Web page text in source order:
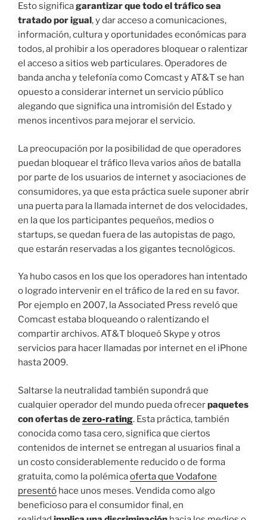
Esto significagarantizar que todo el tráfico sea
tratado por igual , y dar acceso a comunicaciones,
información, cultura y oportunidades económicas para
todos, al prohibir a los operadores bloquear o ralentizar
el acceso a sitios web particulares. Operadores de
banda ancha y telefonía como Comcast y AT&T se han
opuesto a considerar internet un servicio público
alegando que significa una intromisión del Estado y
menos incentivos para mejorar el servicio.
La preocupación por la posibilidad de que operadores
puedan bloquear el tráfico lleva varios años de batalla
por parte de los usuarios de internet y asociaciones de
consumidores, ya que esta práctica suele suponer abrir
una puerta para la llamada internet de dos velocidades,
en la que los participantes pequeños, medios o
startups, se quedan fuera de las autopistas de pago,
que estarán reservadas a los gigantes tecnológicos.
Ya hubo casos en los que los operadores han intentado
o logrado intervenir en el tráfico de la red en su favor.
Por ejemplo en 2007, la Associated Press reveló que
Comcast estaba bloqueando o ralentizando el
compartir archivos. AT&T bloqueó Skype y otros
servicios para hacer llamadas por internet en el iPhone
hasta 2009.
Saltarse la neutralidad también supondrá que
cualquier operador del mundo pueda ofrecerpaquetes
con ofertas dezero-rating. Esta práctica, también
conocida como tasa cero, significa que ciertos
contenidos de internet se entregan al usuarios final a
un costo considerablemente reducido o de forma
gratuita, como la polémicaoferta que Vodafone
presentó hace unos meses. Vendida como algo
beneficioso para el consumidor final, en